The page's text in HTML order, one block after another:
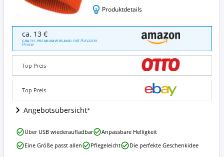
Produktdetails
Wmcaps
Mütze
Led
Licht
Angebote:
diese
LED
erhältlich?
ca. 13 €
GRATIS PREMIUMVERSAND mit Amazon
Prime
Top Preis
Top Preis
Angebotsübersicht
Wmcaps
Mütze
mit
Über USB wiederaufladbar
Anpassbare Helligkeit
Eine Größe passt allen
Pflegeleicht Die perfekte Geschenkidee